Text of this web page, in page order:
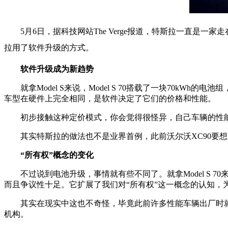
5月6日，据科技网站The Verge报道，特斯拉一直是一家
拉用了软件升级的方式。
软件升级成为新趋势
就拿Model S来说，Model S 70搭载了一块70kWh的电池
车型在硬件上完全相同，是软件决定了它们的价格和性能。
初步接触这种定价模式，你会觉得很怪异，自己车辆的
其实特斯拉的做法也不是业界首例，此前沃尔沃XC90要
“所有权”概念的变化
不过说到电池升级，事情就有些不同了。就拿Model S
而且争议性十足。它扩展了我们对“所有权”这一概念的认知
其实在现实中这也不奇怪，毕竟此前许多性能车辆出厂
机构。